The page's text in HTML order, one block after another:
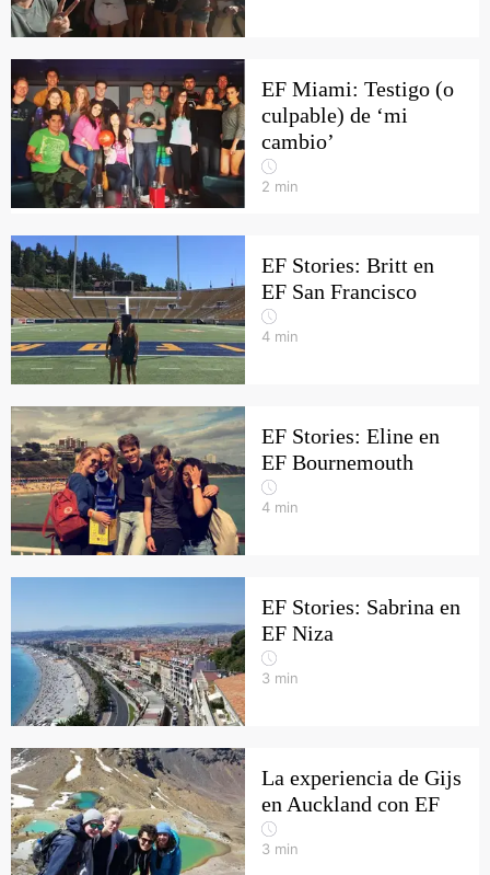
EF Miami: Testigo (o
culpable) de ‘mi
cambio’
2 min
EF Stories: Britt en
EF San Francisco
4 min
EF Stories: Eline en
EF Bournemouth
4 min
EF Stories: Sabrina en
EF Niza
3 min
La experiencia de Gijs
en Auckland con EF
3 min